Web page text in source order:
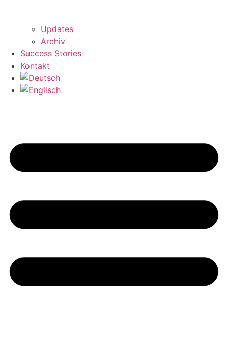
Updates
Archiv
Success Stories
Kontakt